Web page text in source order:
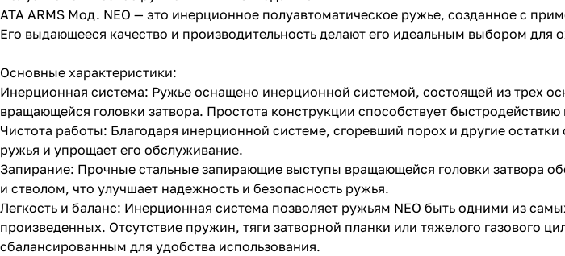
ATA ARMS Мод. NEO — это инерционное полуавтоматическое ружье, созданное с
Его выдающееся качество и производительность делают его идеальным выбором для
Основные характеристики:
Инерционная система: Ружье оснащено инерционной системой, состоящей из трех
вращающейся головки затвора. Простота конструкции способствует
Чистота работы: Благодаря инерционной системе, сгоревший порох и другие
ружья и упрощает его обслуживание.
Запирание: Прочные стальные запирающие выступы вращающейся головки затвора
и стволом, что улучшает надежность и безопасность ружья.
Легкость и баланс: Инерционная система позволяет ружьям NEO быть одними из
произведенных. Отсутствие пружин, тяги затворной планки или тяжелого газового
сбалансированным для удобства использования.